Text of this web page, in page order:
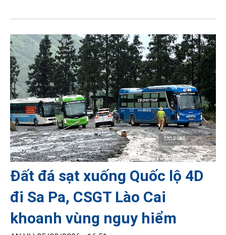
Đất đá sạt xuống Quốc lộ 4D
đi Sa Pa, CSGT Lào Cai
khoanh vùng nguy hiểm